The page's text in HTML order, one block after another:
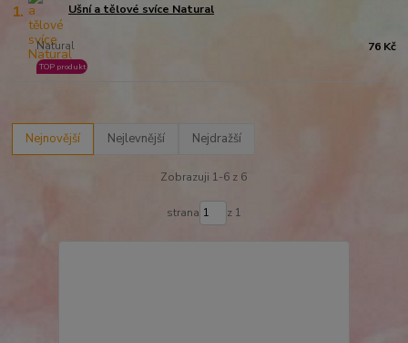
1. Ušní a tělové svíce Natural
Natural
TOP produkt
76 Kč
Nejnovější Nejlevnější Nejdražší
Zobrazuji 1-6 z 6
strana z 1